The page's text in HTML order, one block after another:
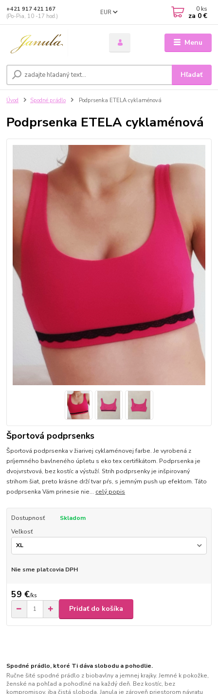
Menu
EUR
Hľadať
+421 917 421 167
(Po-Pia, 10 -17 hod.)
0 ks
za 0 €
Úvod Spodné prádlo Podprsenka ETELA cyklaménová
Podprsenka ETELA cyklaménová
Športová podprsenks
Športová podprsenka v žiarivej cyklaménovej farbe. Je vyrobená z
príjemného bavlneného úpletu s eko tex certifikátom. Podprsenka je
dvojvrstvová, bez kostíc a výstuží. Strih podprsenky je inšpirovaný
strihom šiat, preto krásne drží tvar pŕs, s jemným push up efektom. Táto
podprsenka Vám prinesie nie... celý popis
Dostupnosť
Skladom
Veľkosť
Nie sme platcovia DPH
59 €/ks
Pridať do košíka
Spodné prádlo, ktoré Ti dáva slobodu a pohodlie.
Ručne šité spodné prádlo z biobavlny a jemnej krajky. Jemné k pokožke,
ženské na pohľad a pohodlné na každý deň. Bez kostíc, bez
kompromisov, iba čistá sloboda. Janula je zároveň priestorom návratu